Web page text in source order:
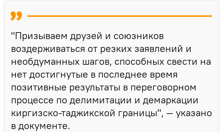
"Призываем друзей и союзников
воздерживаться от резких заявлений и
необдуманных шагов, способных свести на
нет достигнутые в последнее время
позитивные результаты в переговорном
процессе по делимитации и демаркации
киргизско-таджикской границы", — указано
в документе.